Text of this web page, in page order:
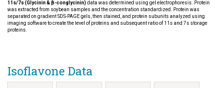
11s/7s (Glycinin & β-conglycinin) data was determined using gel electrophoresis. Protein
was extracted from soybean samples and the concentration standardized. Protein was
separated on gradient SDS-PAGE gels, then stained, and protein subunits analyzed using
imaging software to create the level of proteins and subsequent ratio of 11s and 7s storage
proteins.
Isoflavone Data